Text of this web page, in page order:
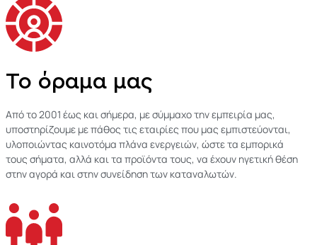
Το όραμα μας
Από το 2001 έως και σήμερα, με σύμμαχο την εμπειρία μας,
υποστηρίζουμε με πάθος τις εταιρίες που μας εμπιστεύονται,
υλοποιώντας καινοτόμα πλάνα ενεργειών, ώστε τα εμπορικά
τους σήματα, αλλά και τα προϊόντα τους, να έχουν ηγετική θέση
στην αγορά και στην συνείδηση των καταναλωτών.